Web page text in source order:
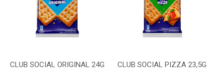
CLUB SOCIAL ORIGINAL 24G CLUB SOCIAL PIZZA 23,5G